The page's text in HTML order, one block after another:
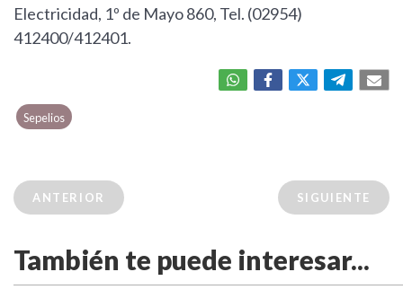
Electricidad, 1º de Mayo 860, Tel. (02954)
412400/412401.
Sepelios
ANTERIOR SIGUIENTE
También te puede interesar...